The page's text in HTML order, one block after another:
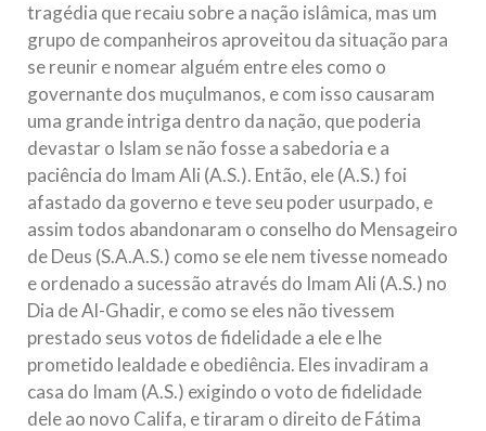
tragédia que recaiu sobre a nação islâmica, mas um
grupo de companheiros aproveitou da situação para
se reunir e nomear alguém entre eles como o
governante dos muçulmanos, e com isso causaram
uma grande intriga dentro da nação, que poderia
devastar o Islam se não fosse a sabedoria e a
paciência do Imam Ali (A.S.). Então, ele (A.S.) foi
afastado da governo e teve seu poder usurpado, e
assim todos abandonaram o conselho do Mensageiro
de Deus (S.A.A.S.) como se ele nem tivesse nomeado
e ordenado a sucessão através do Imam Ali (A.S.) no
Dia de Al-Ghadir, e como se eles não tivessem
prestado seus votos de fidelidade a ele e lhe
prometido lealdade e obediência. Eles invadiram a
casa do Imam (A.S.) exigindo o voto de fidelidade
dele ao novo Califa, e tiraram o direito de Fátima